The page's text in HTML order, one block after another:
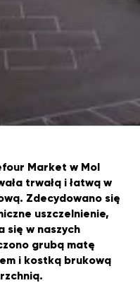
Market w Mol
trwałą i łatwą w
Zdecydowano się
uszczelnienie,
się w naszych
grubą matę
i kostką brukową